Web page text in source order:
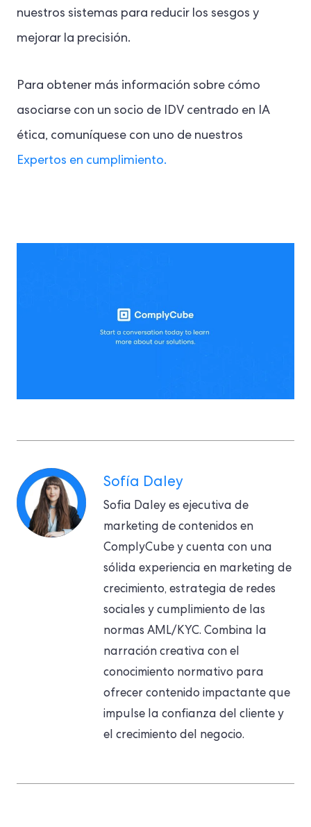
nuestros sistemas para reducir los sesgos y
mejorar la precisión.
Para obtener más información sobre cómo
asociarse con un socio de IDV centrado en IA
ética, comuníquese con uno de nuestros
Expertos en cumplimiento.
Sofía Daley
Sofia Daley es ejecutiva de
marketing de contenidos en
ComplyCube y cuenta con una
sólida experiencia en marketing de
crecimiento, estrategia de redes
sociales y cumplimiento de las
normas AML/KYC. Combina la
narración creativa con el
conocimiento normativo para
ofrecer contenido impactante que
impulse la confianza del cliente y
el crecimiento del negocio.